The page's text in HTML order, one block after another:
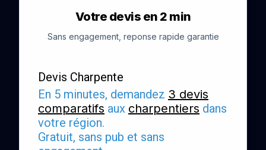
Votre devis en 2 min
Sans engagement, reponse rapide garantie
Devis Charpente
En 5 minutes, demandez 3 devis
comparatifs aux charpentiers dans
votre région.
Gratuit, sans pub et sans